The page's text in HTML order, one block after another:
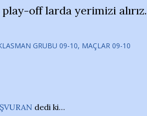
off larda yerimizi alırız.
GRUBU 09-10 MAÇLAR 09-10
dedi ki…